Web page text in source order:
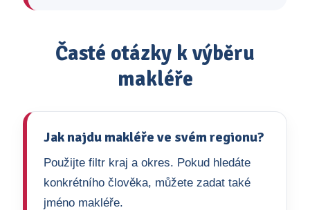
Časté otázky k výběru
makléře
Jak najdu makléře ve svém regionu?
Použijte filtr kraj a okres. Pokud hledáte
konkrétního člověka, můžete zadat také
jméno makléře.